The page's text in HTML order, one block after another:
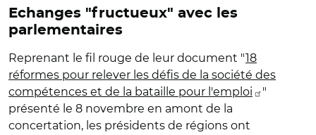
Echanges "fructueux" avec les
parlementaires
Reprenant le fil rouge de leur document "18
réformes pour relever les défis de la société des
compétences et de la bataille pour l'emploi
"
présenté le 8 novembre en amont de la
concertation, les présidents de régions ont